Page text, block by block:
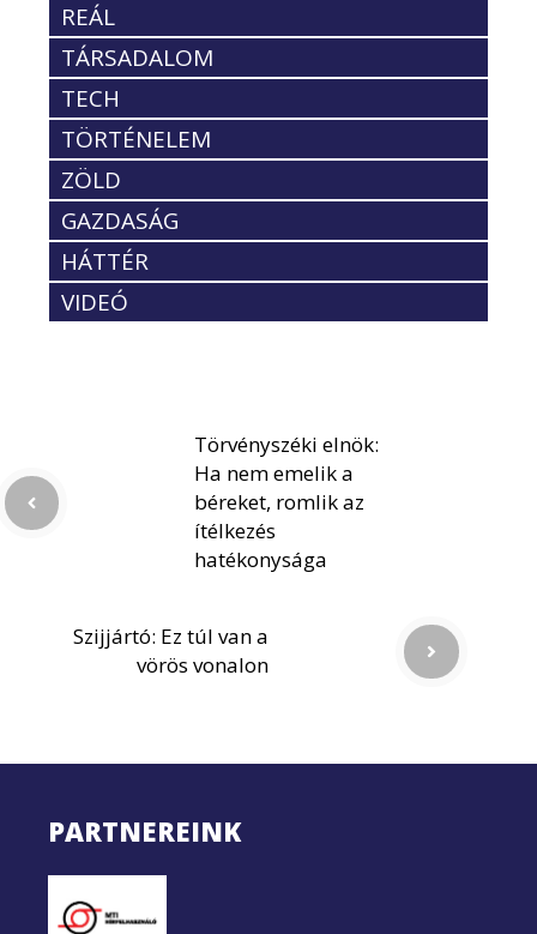
REÁL
TÁRSADALOM
TECH
TÖRTÉNELEM
ZÖLD
GAZDASÁG
HÁTTÉR
VIDEÓ
Törvényszéki elnök:
Ha nem emelik a
béreket, romlik az
ítélkezés
hatékonysága
Szijjártó: Ez túl van a
vörös vonalon
PARTNEREINK